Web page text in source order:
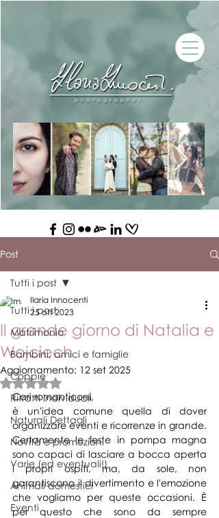
Post
Tutti i post
Matrimonio
Bambini, amici e famiglie
Coppie
Ritratti individuali
Naturali Dettagli
Novità e promozioni
Varie (ed eventuali!)
Animali domestici
Eventi
Tutti i post
Il grande giorno di Natalia e
Wojciech
Ilaria Innocenti
25 ott 2023
Aggiornamento: 12 set 2025
Valutazione NaN stelle su 5.
Cari romanticoni,
è un'idea comune quella di dover
organizzare eventi e ricorrenze in grande.
Certamente le feste in pompa magna
sono capaci di lasciare a bocca aperta
i propri ospiti, ma, da sole, non
garantiscono il divertimento e l'emozione
che vogliamo per queste occasioni. È
per questo che sono da sempre